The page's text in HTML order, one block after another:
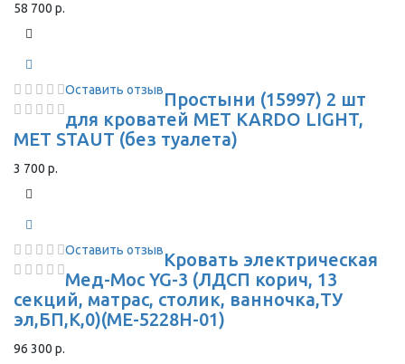
58 700 р.
Оставить отзывПростыни (15997) 2 шт
для кроватей МЕТ KARDO LIGHT,
MET STAUT (без туалета)
3 700 р.
Оставить отзывКровать электрическая
Мед-Мос YG-3 (ЛДСП корич, 13
секций, матрас, столик, ванночка,ТУ
эл,БП,К,0)(МЕ-5228Н-01)
96 300 р.